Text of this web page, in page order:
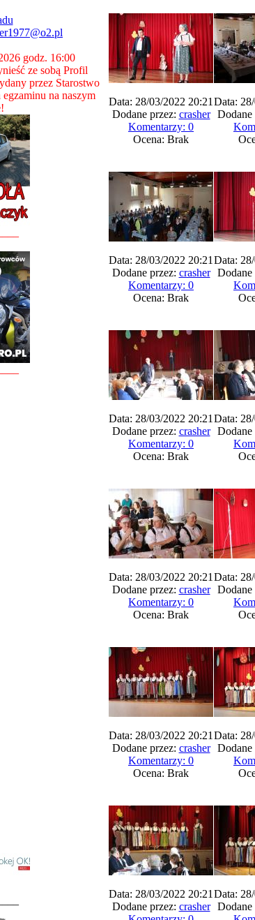
godz. 16:00
ze sobą Profil
przez Starostwo
na naszym
Data: 28/03/2022 20:21
Dodane przez: crasher
Komentarzy: 0
Ocena: Brak
Data:
Dodane
Data: 28/03/2022 20:21
Dodane przez: crasher
Komentarzy: 0
Ocena: Brak
Data:
Dodane
Data: 28/03/2022 20:21
Dodane przez: crasher
Komentarzy: 0
Ocena: Brak
Data:
Dodane
Data: 28/03/2022 20:21
Dodane przez: crasher
Komentarzy: 0
Ocena: Brak
Data:
Dodane
Data: 28/03/2022 20:21
Dodane przez: crasher
Komentarzy: 0
Ocena: Brak
Data:
Dodane
Data: 28/03/2022 20:21
Dodane przez: crasher
Data:
Dodane